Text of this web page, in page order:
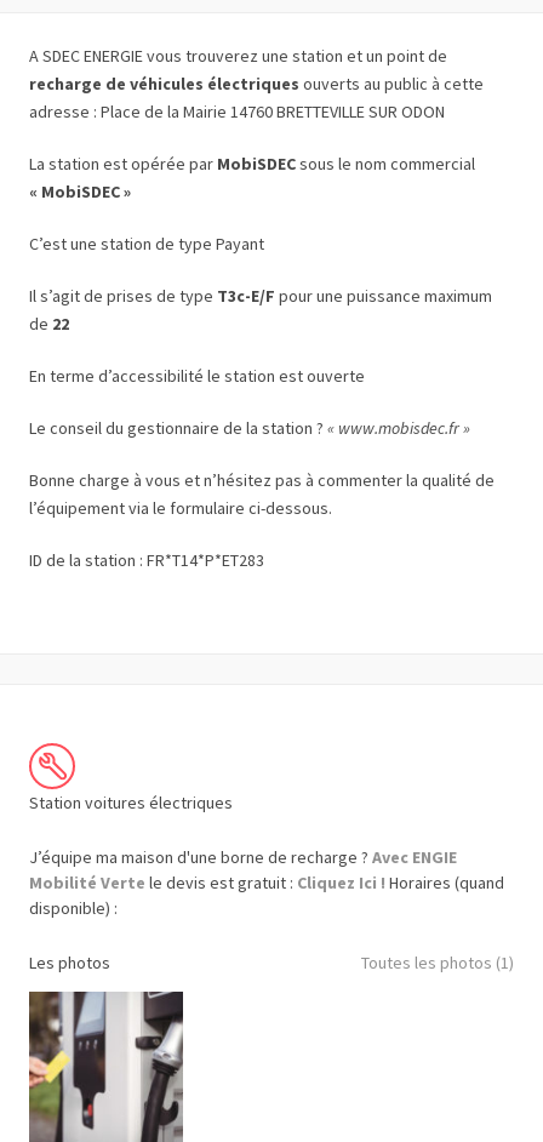
A SDEC ENERGIE vous trouverez une station et un point de
recharge de véhicules électriques ouverts au public à cette
adresse : Place de la Mairie 14760 BRETTEVILLE SUR ODON
La station est opérée par MobiSDECsous le nom commercial
« MobiSDEC »
C’est une station de type Payant
Il s’agit de prises de type T3c-E/F pour une puissance maximum
de 22
En terme d’accessibilité le station est ouverte
Le conseil du gestionnaire de la station ? « www.mobisdec.fr »
Bonne charge à vous et n’hésitez pas à commenter la qualité de
l’équipement via le formulaire ci-dessous.
ID de la station : FR*T14*P*ET283
Station voitures électriques
J’équipe ma maison d'une borne de recharge ? Avec ENGIE
Mobilité Verte le devis est gratuit : Cliquez Ici ! Horaires (quand
disponible) :
Les photos Toutes les photos (1)